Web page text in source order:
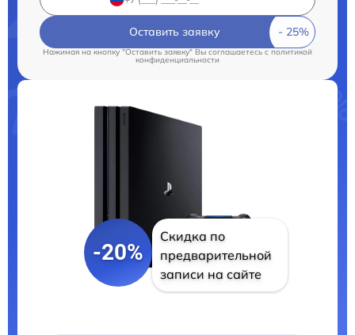
Оставить заявку
Нажимая на кнопку "Оставить заявку" Вы соглашаетесь cполитикой
конфиденциальности
-20%
Скидка по
предварительной
записи на сайте